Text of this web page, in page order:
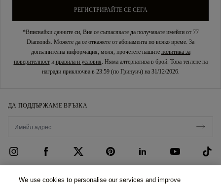
РЕГИСТРИРАЙТЕ СЕ СЕГА
*Вписвайки данните си, Вие се съгласявате да получавате имейли от 77
Diamonds. Можете да се откажете от абонамента по всяко време. За
допълнителна информация, моля, прочетете нашите политика за
поверителности правила и условия. Няма алтернатива в брой. Това теглене на
награди приключва в 23:59 (по Гринуич) на 31/12/2026.
ДА ПОДДЪРЖАМЕ ВРЪЗКА
ГРИЖА ЗА КЛИЕНТИТЕ
We use cookies to personalise our services and improve